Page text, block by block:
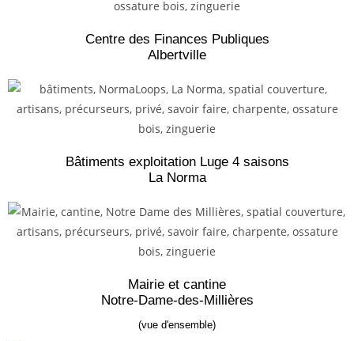
Centre des Finances Publiques
Albertville
Bâtiments exploitation Luge 4 saisons
La Norma
Mairie et cantine
Notre-Dame-des-Millières
(vue d'ensemble)